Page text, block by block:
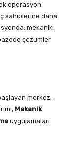
operasyon
sahiplerine daha
mekanik
çözümler
merkez,
Mekanik
uygulamaları